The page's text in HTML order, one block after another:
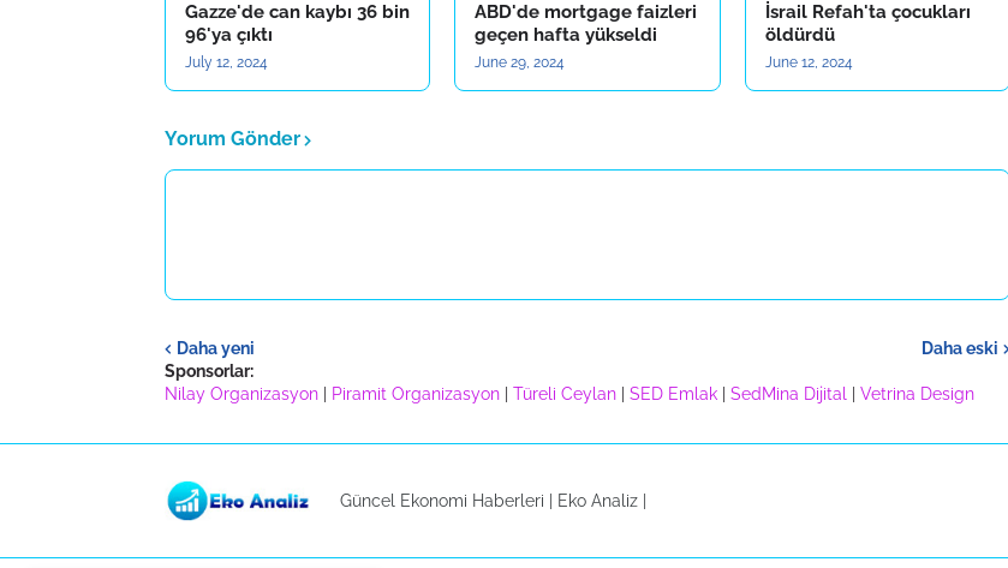
Gazze'de can kaybı 36 bin
96'ya çıktı
July 12, 2024
ABD'de mortgage faizleri
geçen hafta yükseldi
June 29, 2024
İsrail Refah'ta çocukları
öldürdü
June 12, 2024
Yorum Gönder
Daha yeni
Daha eski
Sponsorlar:
Nilay Organizasyon
Piramit Organizasyon Türeli Ceylan SED Emlak SedMina Dijital Vetrina Design
Güncel Ekonomi Haberleri | Eko Analiz |